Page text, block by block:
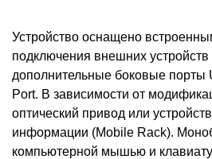
Устройство оснащено
подключения внешних
дополнительные боковые порты
Port. В зависимости от
оптический привод или
информации (Mobile Rack).
компьютерной мышью и